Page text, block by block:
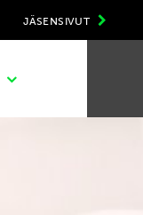
JÄSENSIVUT